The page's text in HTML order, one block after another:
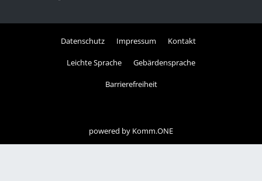
Datenschutz Impressum Kontakt
Leichte Sprache Gebärdensprache
Barrierefreiheit
powered by Komm.ONE